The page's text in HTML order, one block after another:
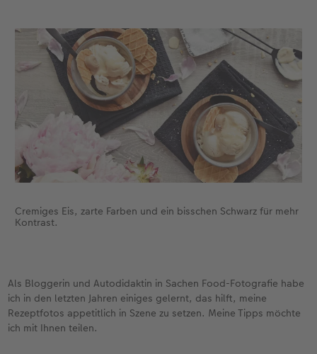
Cremiges Eis, zarte Farben und ein bisschen Schwarz für mehr
Kontrast.
Als Bloggerin und Autodidaktin in Sachen Food-Fotografie habe
ich in den letzten Jahren einiges gelernt, das hilft, meine
Rezeptfotos appetitlich in Szene zu setzen. Meine Tipps möchte
ich mit Ihnen teilen.